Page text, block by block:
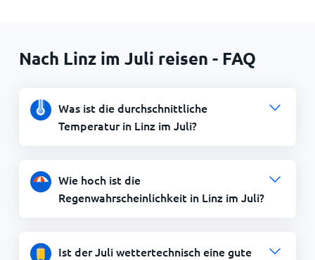
Nach Linz im Juli reisen - FAQ
Was ist die durchschnittliche
Temperatur in Linz im Juli?
Wie hoch ist die
Regenwahrscheinlichkeit in Linz im Juli?
Ist der Juli wettertechnisch eine gute